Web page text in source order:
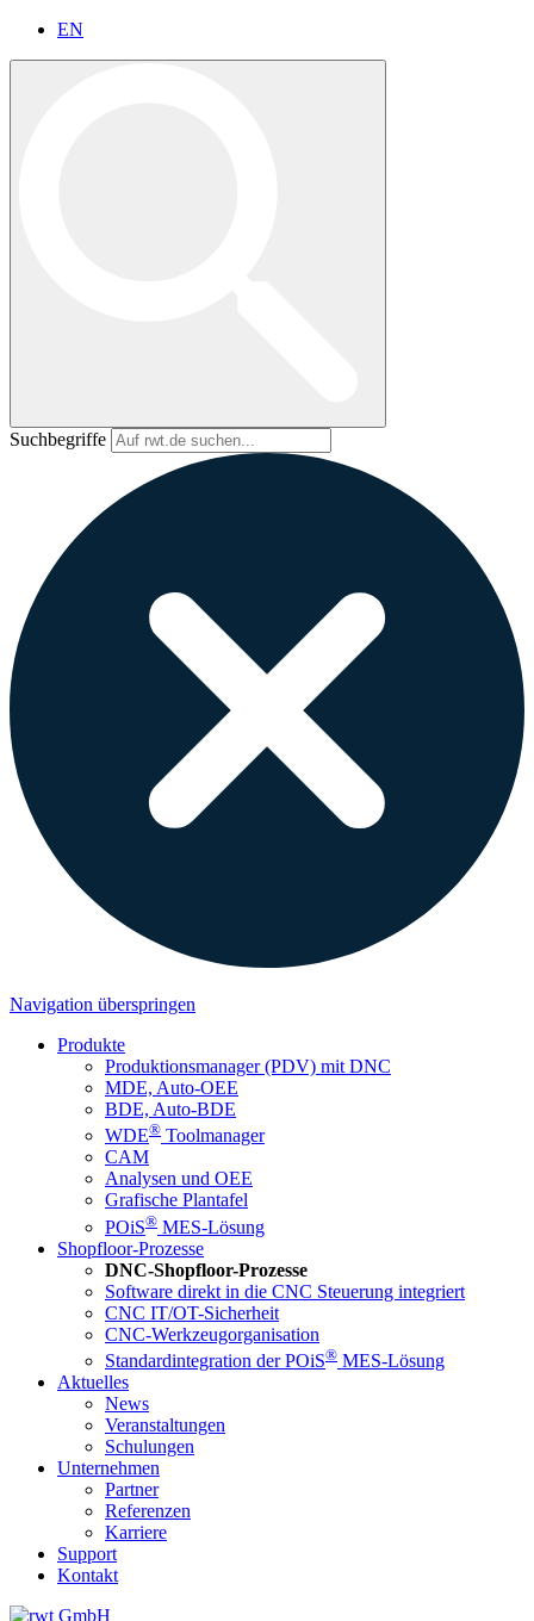
EN
Suchbegriffe
Navigation überspringen
Produkte
Produktionsmanager (PDV) mit DNC
MDE, Auto-OEE
BDE, Auto-BDE
WDE® Toolmanager
CAM
Analysen und OEE
Grafische Plantafel
POiS® MES-Lösung
Shopfloor-Prozesse
DNC-Shopfloor-Prozesse
Software direkt in die CNC Steuerung integriert
CNC IT/OT-Sicherheit
CNC-Werkzeugorganisation
Standardintegration der POiS® MES-Lösung
Aktuelles
News
Veranstaltungen
Schulungen
Unternehmen
Partner
Referenzen
Karriere
Support
Kontakt